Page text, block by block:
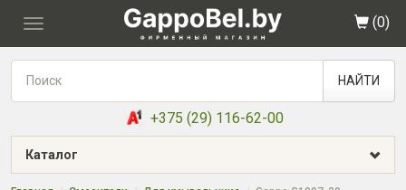
Toggle
(0)
НАЙТИ
+375 (29) 116-62-00
Каталог